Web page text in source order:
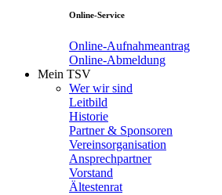
Online-Service
Online-Aufnahmeantrag
Online-Abmeldung
Mein TSV
Wer wir sind
Leitbild
Historie
Partner & Sponsoren
Vereinsorganisation
Ansprechpartner
Vorstand
Ältestenrat